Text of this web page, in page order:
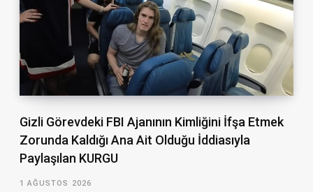
Gizli Görevdeki FBI Ajanının Kimliğini İfşa Etmek
Zorunda Kaldığı Ana Ait Olduğu İddiasıyla
Paylaşılan KURGU
1 AĞUSTOS 2026